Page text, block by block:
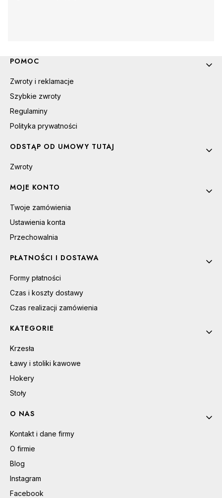
Linki w stopce
POMOC
Zwroty i reklamacje
Szybkie zwroty
Regulaminy
Polityka prywatności
ODSTĄP OD UMOWY TUTAJ
Zwroty
MOJE KONTO
Twoje zamówienia
Ustawienia konta
Przechowalnia
PŁATNOŚCI I DOSTAWA
Formy płatności
Czas i koszty dostawy
Czas realizacji zamówienia
KATEGORIE
Krzesła
Ławy i stoliki kawowe
Hokery
Stoły
O NAS
Kontakt i dane firmy
O firmie
Blog
Instagram
Facebook